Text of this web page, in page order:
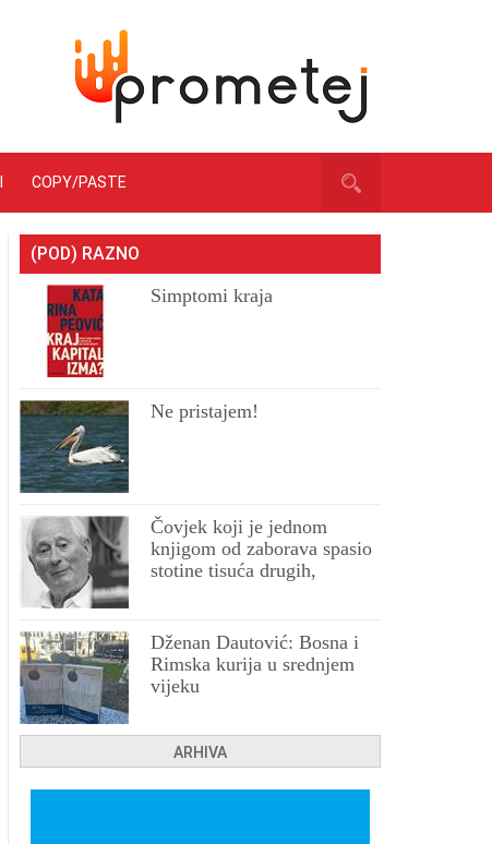
COPY/PASTE
(POD) RAZNO
Simptomi kraja
Ne pristajem!
Čovjek koji je jednom
knjigom od zaborava spasio
stotine tisuća drugih,
Dženan Dautović: Bosna i
Rimska kurija u srednjem
vijeku
ARHIVA